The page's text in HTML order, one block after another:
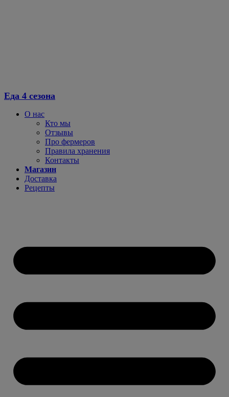
Еда 4 сезона
О нас
Кто мы
Отзывы
Про фермеров
Правила хранения
Контакты
Магазин
Доставка
Рецепты